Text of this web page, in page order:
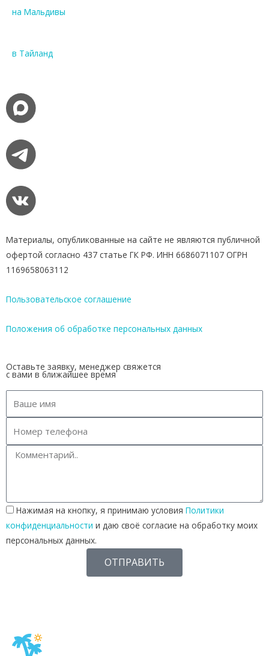
на Мальдивы
в Тайланд
Материалы, опубликованные на сайте не являются публичной
офертой согласно 437 статье ГК РФ. ИНН 6686071107 ОГРН
1169658063112
Пользовательское соглашение
Положения об обработке персональных данных
Оставьте заявку, менеджер свяжется
с вами в ближайшее время
Нажимая на кнопку, я принимаю условия Политики
конфиденциальности и даю своё согласие на обработку моих
персональных данных.
ОТПРАВИТЬ